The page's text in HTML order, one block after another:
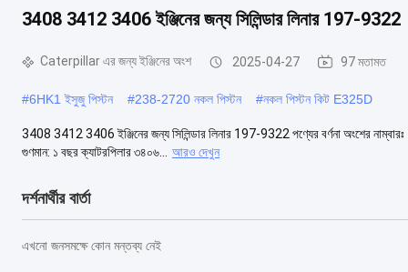
3408 3412 3406 ইঞ্জিনের জন্য সিলিন্ডার লিনার 197-9322
Caterpillar এর জন্য ইঞ্জিনের অংশ 2025-04-27 97 মতামত
#6HK1 ইসুজু পিস্টন #238-2720 নকল পিস্টন #নকল পিস্টন কিট E325D
3408 3412 3406 ইঞ্জিনের জন্য সিলিন্ডার লিনার 197-9322 পণ্যের বর্ণনা অংশের
গুণমান: ১ বছর ক্যাটরপিলার ৩৪০৬...
আরও দেখুন
দর্শনার্থীর বার্তা
এখনো জনসমক্ষে কোন মন্তব্য নেই